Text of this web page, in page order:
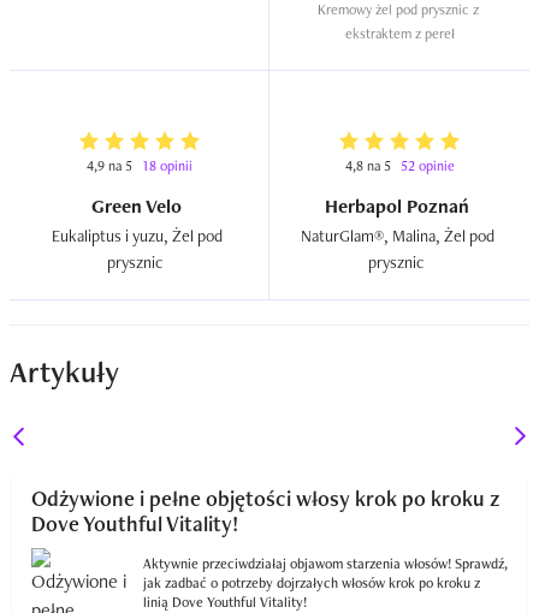
Kremowy żel pod prysznic z
ekstraktem z pereł
4,9 na 5 18 opinii
Green Velo
Eukaliptus i yuzu, Żel pod
4,8 na 5 52 opinie
Herbapol Poznań
NaturGlam®, Malina, Żel pod
Artykuły
Odżywione i pełne objętości włosy krok po kroku z
Dove Youthful Vitality!
Aktywnie przeciwdziałaj objawom starzenia włosów! Sprawdź,
jak zadbać o potrzeby dojrzałych włosów krok po kroku z
linią Dove Youthful Vitality!